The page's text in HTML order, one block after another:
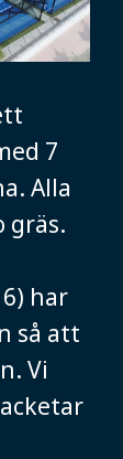
7
Alla
gräs.
har
så att
Vi